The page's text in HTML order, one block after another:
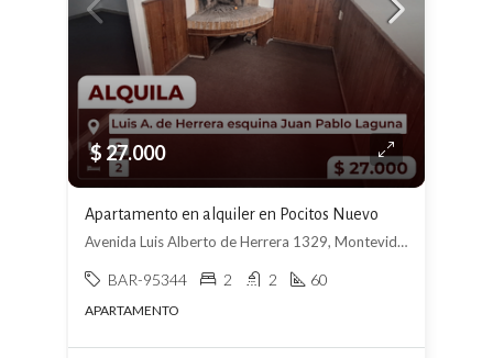
$ 27.000
Apartamento en alquiler en Pocitos Nuevo
Avenida Luis Alberto de Herrera 1329, Montevideo Departamento de Montevideo, Uruguay, , Pocitos Nuevo
BAR-95344 2 2 60
APARTAMENTO